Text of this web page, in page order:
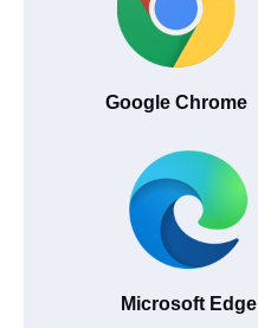
Google Chrome
Microsoft Edge